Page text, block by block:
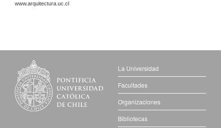
www.arquitectura.uc.cl
La Universidad
Facultades
Organizaciones
Bibliotecas